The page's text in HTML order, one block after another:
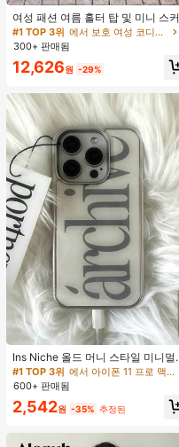
여성 패션 여름 홀터 탑 및 미니 스커
트 세트, 저녁 데이트, 연회, 파티에 적
합, 화이트 우아한, 데이트 나이트
#1 TOP 3위
에서 보호 여성 코디네이터
300+ 판매됨
12,626원 -29%
Ins Niche 올드 머니 스타일 미니멀
스트 영국식 전기 도금 실버 엣지 풀
커버리지 휴대폰 케이스, 아이폰 16
로 맥스, 애플 17 프로 맥스, 1/3/12/
14 프로 호환 (태그 없음)
#1 TOP 3위
에서 아이폰 11 프로 맥스 패션 폰 케이스
600+ 판매됨
2,542원 -35% 추정된